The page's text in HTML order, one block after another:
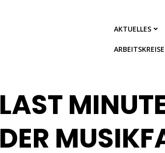
AKTUELLES
LAST
DER